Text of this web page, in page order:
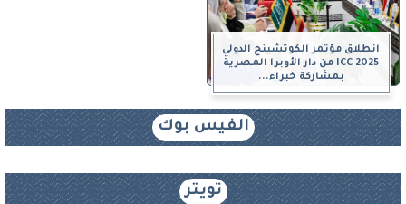
انطلاق مؤتمر الكوتشينج الدولي
ICC 2025 من دار الأوبرا المصرية
بمشاركة خبراء...
الفيس بوك
تويتر